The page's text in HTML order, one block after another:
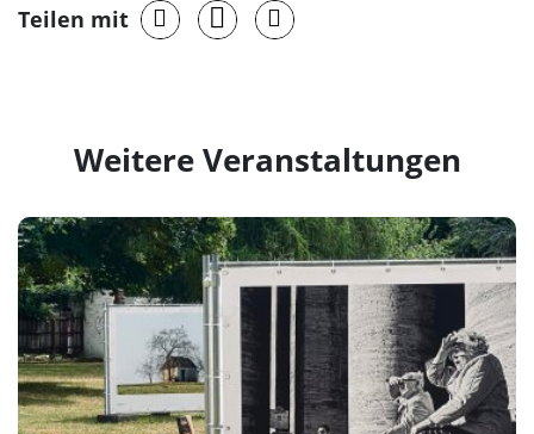
Teilen mit
Weitere Veranstaltungen